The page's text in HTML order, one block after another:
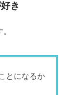
き
とになるか